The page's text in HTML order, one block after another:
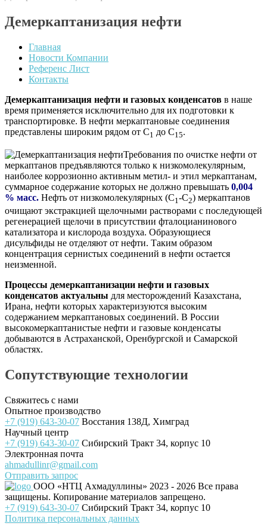
Демеркаптанизация нефти
Главная
Новости Компании
Референс Лист
Контакты
Демеркаптанизация нефти и газовых конденсатов в наше
время применяется исключительно для их подготовки к
транспортировке. В нефти меркаптановые соединения
представлены широким рядом от С1 до С15.
Требования по очистке нефти от
меркаптанов предъявляются только к низкомолекулярным,
наиболее коррозионно активным метил- и этил меркаптанам,
суммарное содержание которых не должно превышать 0,004
% масс. Нефть от низкомолекулярных (С1-С2) меркаптанов
очищают экстракцией щелочными растворами с последующей
регенерацией щелочи в присутствии фталоцианинового
катализатора и кислорода воздуха. Образующиеся
дисульфиды не отделяют от нефти. Таким образом
концентрация сернистых соединений в нефти остается
неизменной.
Процессы демеркаптанизации нефти и газовых
конденсатов актуальны для месторождений Казахстана,
Ирана, нефти которых характеризуются высоким
содержанием меркаптановых соединений. В России
высокомеркаптанистые нефти и газовые конденсаты
добываются в Астраханской, Оренбургской и Самарской
областях.
Сопутствующие технологии
Свяжитесь с нами
Опытное производство
+7 (919) 643-30-07 Восстания 138Д, Химград
Научный центр
+7 (919) 643-30-07 Сибирский Тракт 34, корпус 10
Электронная почта
ahmadullinr@gmail.com
Отправить запрос
ООО «НТЦ Ахмадуллины» 2023 - 2026 Все права
защищены. Копирование материалов запрещено.
+7 (919) 643-30-07 Сибирский Тракт 34, корпус 10
Политика персональных данных